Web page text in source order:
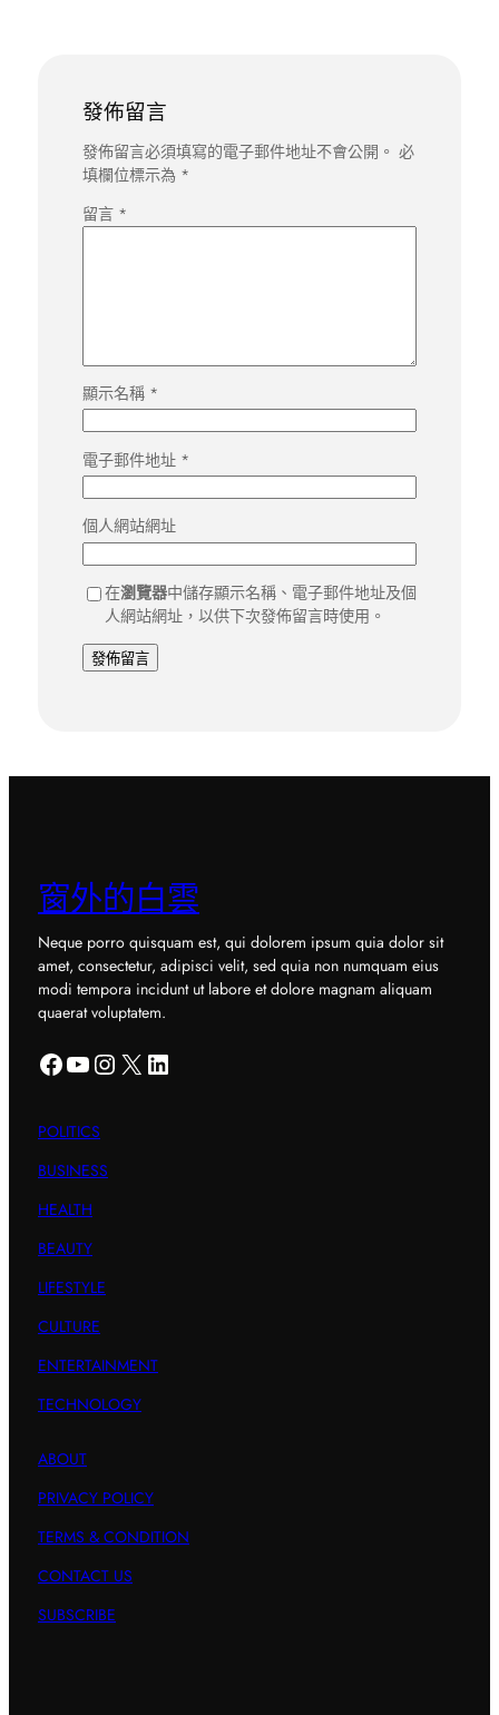
發佈留言
發佈留言必須填寫的電子郵件地址不會公開。 必
填欄位標示為 *
留言 *
顯示名稱 *
電子郵件地址 *
個人網站網址
在瀏覽器中儲存顯示名稱、電子郵件地址及個
人網站網址，以供下次發佈留言時使用。
窗外的白雲
Neque porro quisquam est, qui dolorem ipsum quia dolor sit
amet, consectetur, adipisci velit, sed quia non numquam eius
modi tempora incidunt ut labore et dolore magnam aliquam
quaerat voluptatem.
Facebook YouTube Instagram X LinkedIn
POLITICS
BUSINESS
HEALTH
BEAUTY
LIFESTYLE
CULTURE
ENTERTAINMENT
TECHNOLOGY
ABOUT
PRIVACY POLICY
TERMS & CONDITION
CONTACT US
SUBSCRIBE